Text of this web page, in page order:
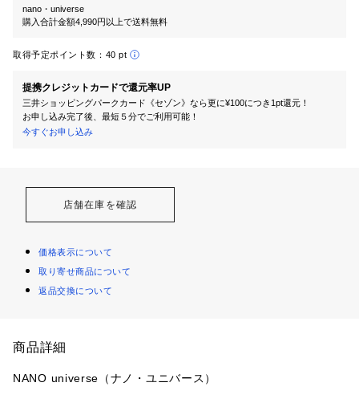
nano・universe
購入合計金額4,990円以上で送料無料
取得予定ポイント数： 40 pt
提携クレジットカードで還元率UP
三井ショッピングパークカード《セゾン》なら更に¥100につき1pt還元！
お申し込み完了後、最短５分でご利用可能！
今すぐお申し込み
店舗在庫を確認
価格表示について
取り寄せ商品について
返品交換について
商品詳細
NANO universe（ナノ・ユニバース）